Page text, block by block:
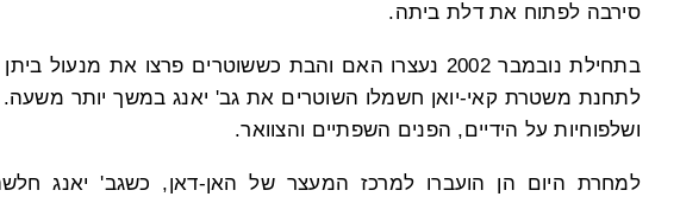
סירבה לפתוח את דלת ביתה.
בתחילת נובמבר 2002 נעצרו האם והבת כששוטרים פרצו את
לתחנת משטרת קאי-יואן חשמלו השוטרים את גב' יאנג במשך יותר משעה.
ושלפוחיות על הידיים, הפנים השפתיים והצוואר.
למחרת היום הן הועברו למרכז המעצר של האן-דאן, כשגב' יאנג